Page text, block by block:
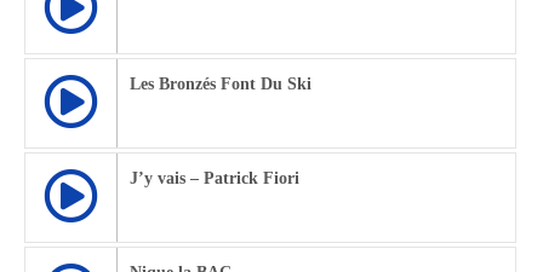
Les Bronzés Font Du Ski
J’y vais – Patrick Fiori